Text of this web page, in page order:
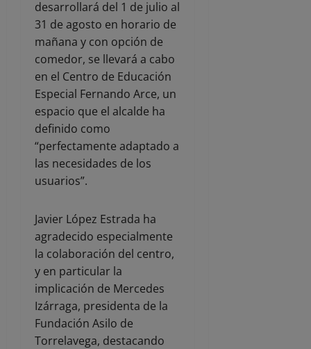
desarrollará del 1 de julio al
31 de agosto en horario de
mañana y con opción de
comedor, se llevará a cabo
en el Centro de Educación
Especial Fernando Arce, un
espacio que el alcalde ha
definido como
“perfectamente adaptado a
las necesidades de los
usuarios”.
Javier López Estrada ha
agradecido especialmente
la colaboración del centro,
y en particular la
implicación de Mercedes
Izárraga, presidenta de la
Fundación Asilo de
Torrelavega, destacando